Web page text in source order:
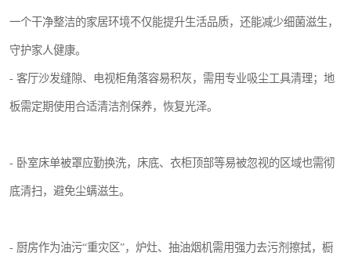
一个干净整洁的家居环境不仅能提升生活品质，还能减少细菌滋生，
守护家人健康。
- 客厅沙发缝隙、电视柜角落容易积灰，需用专业吸尘工具清理；地
板需定期使用合适清洁剂保养，恢复光泽。
- 卧室床单被罩应勤换洗，床底、衣柜顶部等易被忽视的区域也需彻
底清扫，避免尘螨滋生。
- 厨房作为油污“重灾区”，炉灶、抽油烟机需用强力去污剂擦拭，橱